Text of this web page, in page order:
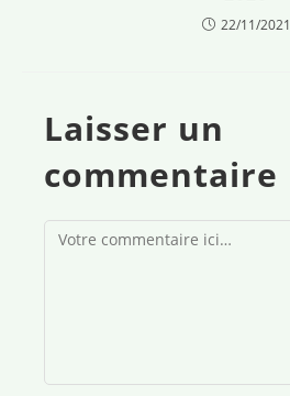
22/11/2021
Laisser un
commentaire